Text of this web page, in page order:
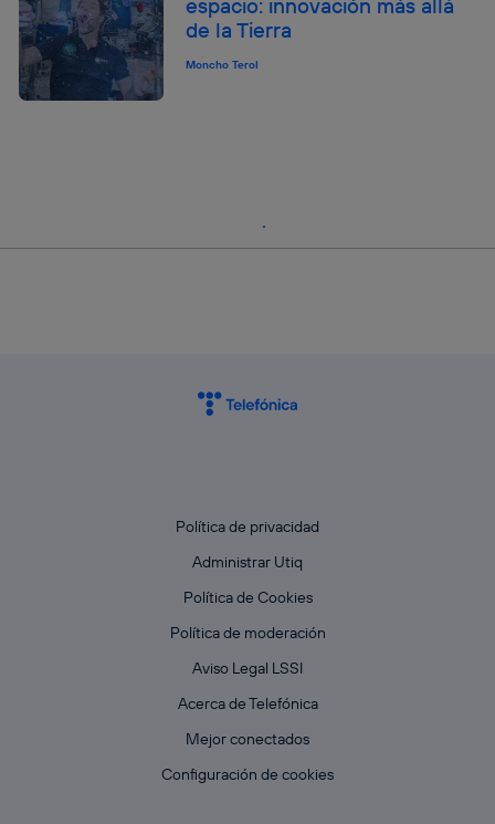
espacio: innovación más allá
de la Tierra
Moncho Terol
Política de privacidad
Administrar Utiq
Política de Cookies
Política de moderación
Aviso Legal LSSI
Acerca de Telefónica
Mejor conectados
Configuración de cookies